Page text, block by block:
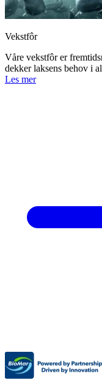
Vekstfôr
Våre vekstfôr er
dekker laksens behov i
Les mer